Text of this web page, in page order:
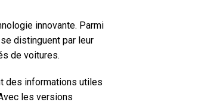
innovante. Parmi
distinguent par leur
de voitures.
des informations utiles
les versions